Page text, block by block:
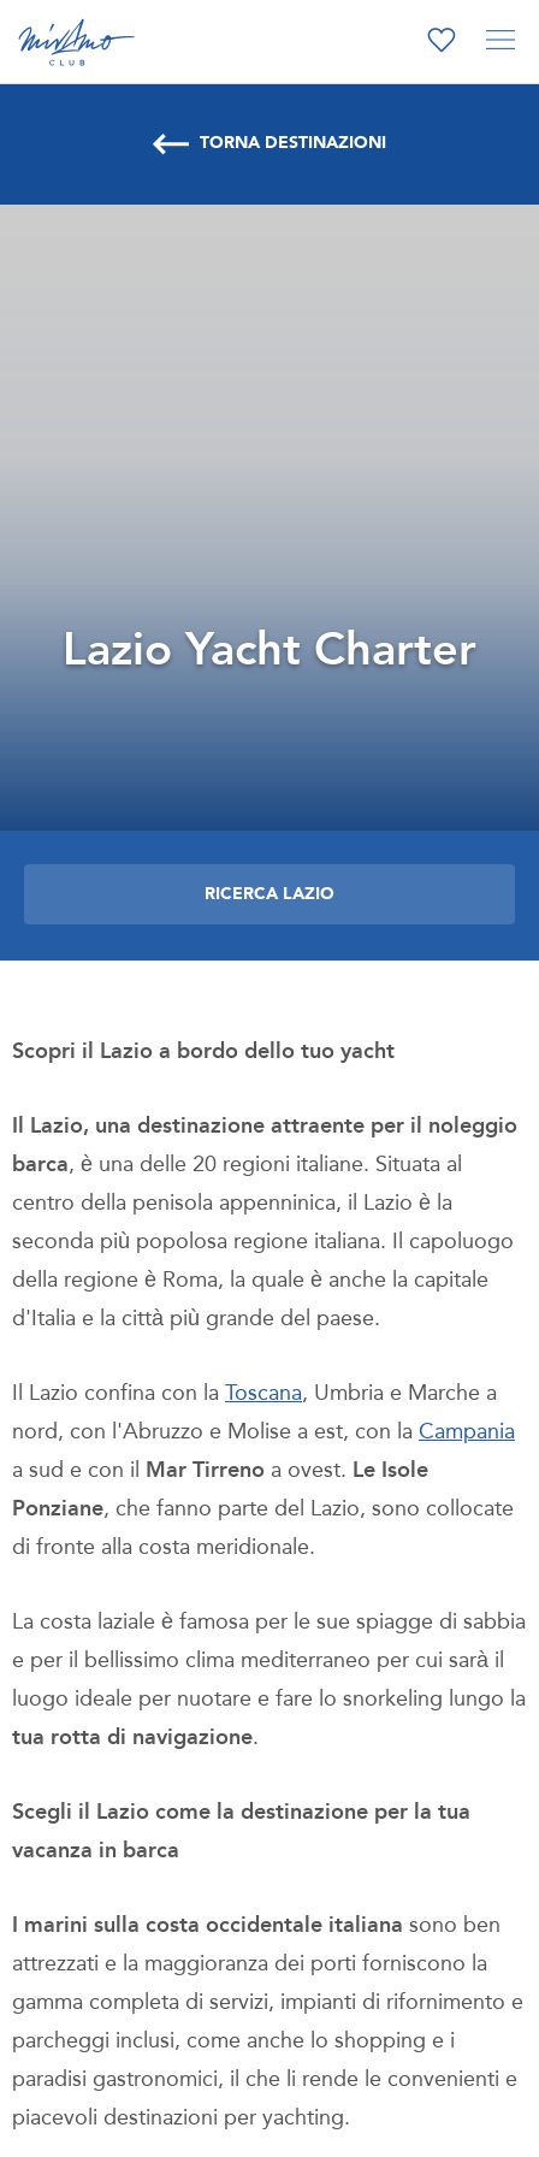
TORNA DESTINAZIONI
Lazio Yacht Charter
RICERCA LAZIO
Scopri il Lazio a bordo dello tuo yacht
Il Lazio, una destinazione attraente per il noleggio
barca, è una delle 20 regioni italiane. Situata al
centro della penisola appenninica, il Lazio è la
seconda più popolosa regione italiana. Il capoluogo
della regione è Roma, la quale è anche la capitale
d'Italia e la città più grande del paese.
Il Lazio confina con la Toscana, Umbria e Marche a
nord, con l'Abruzzo e Molise a est, con la Campania
a sud e con il Mar Tirreno a ovest. Le Isole
Ponziane, che fanno parte del Lazio, sono collocate
di fronte alla costa meridionale.
La costa laziale è famosa per le sue spiagge di sabbia
e per il bellissimo clima mediterraneo per cui sarà il
luogo ideale per nuotare e fare lo snorkeling lungo la
tua rotta di navigazione.
Scegli il Lazio come la destinazione per la tua
vacanza in barca
I marini sulla costa occidentale italiana sono ben
attrezzati e la maggioranza dei porti forniscono la
gamma completa di servizi, impianti di rifornimento e
parcheggi inclusi, come anche lo shopping e i
paradisi gastronomici, il che li rende le convenienti e
piacevoli destinazioni per yachting.